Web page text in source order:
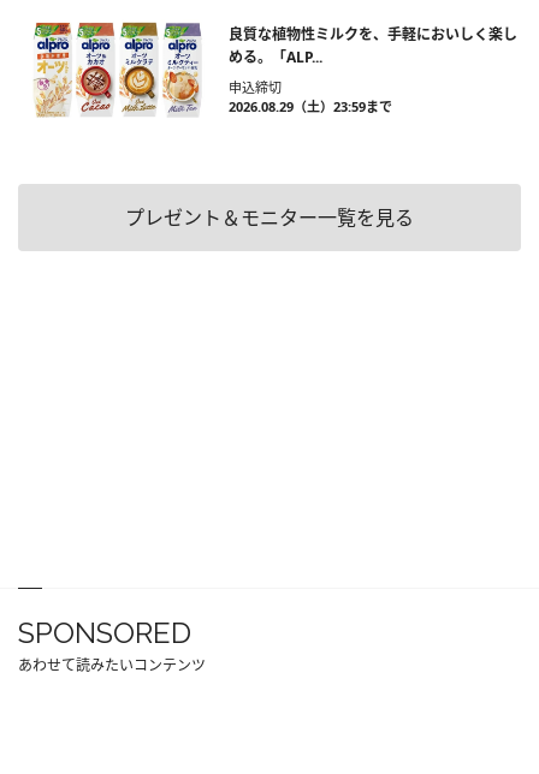
良質な植物性ミルクを、手軽においしく楽し
める。「ALP...
申込締切
2026.08.29（土）23:59まで
プレゼント＆モニター一覧を見る
SPONSORED
あわせて読みたいコンテンツ